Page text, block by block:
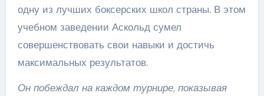
одну из лучших боксерских школ страны. В этом
учебном заведении Аскольд сумел
совершенствовать свои навыки и достичь
максимальных результатов.
Он побеждал на каждом турнире, показывая